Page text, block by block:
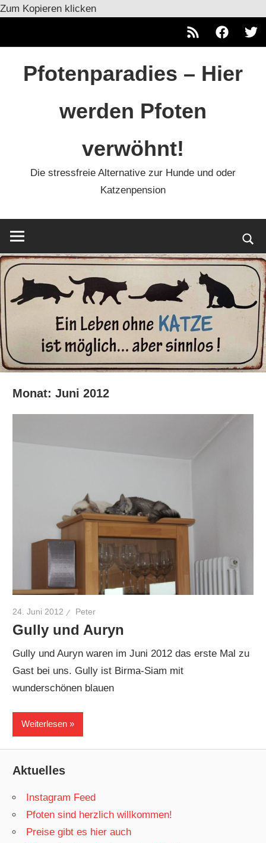
Zum Kopieren klicken
RSS Facebook
Pfotenparadies – Hier
werden Pfoten
verwöhnt!
Die stressfreie Alternative zur Hunde und oder
Katzenpension
Monat:Juni 2012
24. Juni 2012 Peter
Gully und Auryn
Gully und Auryn waren im Juni 2012 das erste Mal zu
Gast bei uns. Gully ist Birma-Siam mit
wunderschönen blauen
Weiterlesen
Aktuelles
Instagram Feed
Pfoten sind herzlich willkommen!
Preise gibt es hier auch